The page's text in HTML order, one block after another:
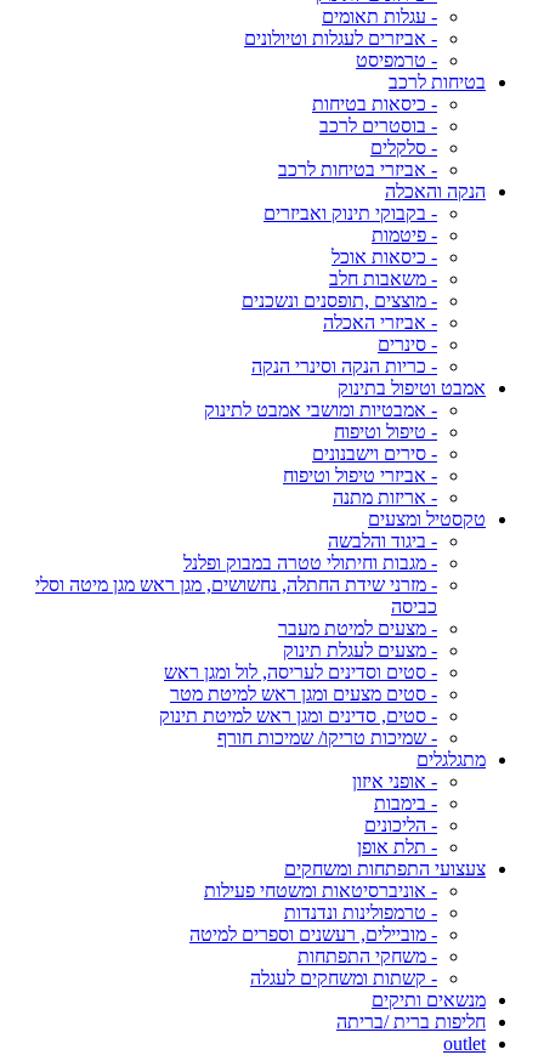
- עגלות תאומים
- אביזרים לעגלות וטיולונים
- טרמפיסט
בטיחות לרכב
- כיסאות בטיחות
- בוסטרים לרכב
- סלקלים
- אביזרי בטיחות לרכב
הנקה והאכלה
- בקבוקי תינוק ואביזרים
- פיטמות
- כיסאות אוכל
- משאבות חלב
- מוצצים ,תופסנים ונשכנים
- אביזרי האכלה
- סינרים
- כריות הנקה וסינרי הנקה
אמבט וטיפול בתינוק
- אמבטיות ומושבי אמבט לתינוק
- טיפול וטיפוח
- סירים וישבנונים
- אביזרי טיפול וטיפוח
- אריזות מתנה
טקסטיל ומצעים
- ביגוד והלבשה
- מגבות וחיתולי טטרה במבוק ופלנל
- מזרני שידת החתלה, נחשושים, מגן ראש מגן מיטה וסלי
כביסה
- מצעים למיטת מעבר
- מצעים לעגלת תינוק
- סטים וסדינים לעריסה, לול ומגן ראש
- סטים מצעים ומגן ראש למיטת מטר
- סטים, סדינים ומגן ראש למיטת תינוק
- שמיכות טריקו/ שמיכות חורף
מתגלגלים
- אופני איזון
- בימבות
- הליכונים
- תלת אופן
צעצועי התפתחות ומשחקים
- אוניברסיטאות ומשטחי פעילות
- טרמפולינות ונדנדות
- מוביילים, רעשנים וספרים למיטה
- משחקי התפתחות
- קשתות ומשחקים לעגלה
מנשאים ותיקים
חליפות ברית /בריתה
outlet